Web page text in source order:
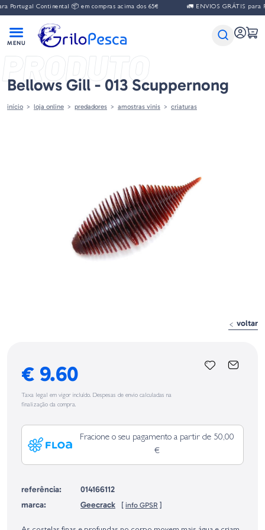
Continental 📦 em compras acima dos 65€ 🚛 ENVIOS GRÁTIS para
PRODUTO
Bellows Gill - 013 Scuppernong
início loja online predadores amostras vinis criaturas
voltar
€ 9.60
Taxa legal em vigor incluído. Despesas de envio calculadas na
finalização da compra.
Fracione o seu pagamento a partir de 50,00
€
referência:
014166112
marca:
Geecrack [ info GPSR ]